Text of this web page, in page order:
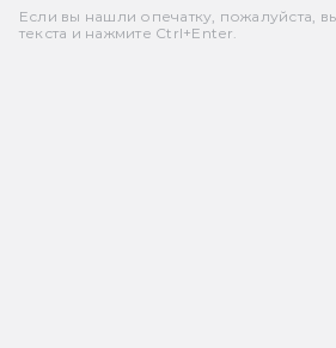
Если вы нашли опечатку, пожалуйста,
текста и нажмите Ctrl+Enter.